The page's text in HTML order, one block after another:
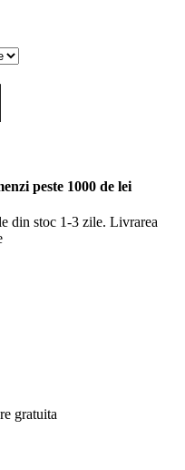
peste 1000 de lei
din stoc 1-3 zile. Livrarea
gratuita